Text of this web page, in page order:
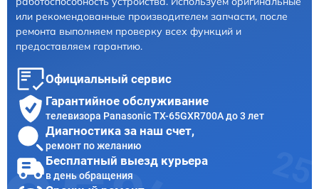
или рекомендованные производителем запчасти, после
ремонта выполняем проверку всех функций и
предоставляем гарантию.
Официальный сервис
Гарантийное обслуживание
телевизора Panasonic TX-65GXR700A до 3 лет
Диагностика за наш счет,
ремонт по желанию
Бесплатный выезд курьера
в день обращения